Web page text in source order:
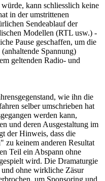
kann schliesslich keine
in der umstrittenen
Sendeablauf der
Modellen (RTL usw.) -
Pause geschaffen, um die
Spannung)
geltenden Radio- und
wie ihn die
selber umschrieben hat
werden kann,
und deren Ausgestaltung im
der Hinweis, dass die
zu keinem anderen Resultat
Teil ein Abspann ohne
wird. Die Dramaturgie
ohne wirkliche Zäsur
um Sponsoring und